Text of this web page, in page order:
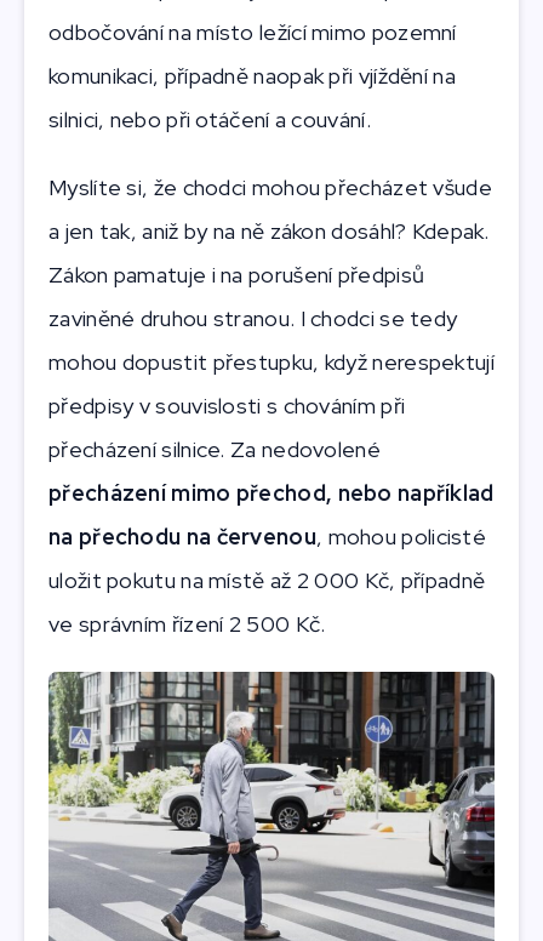
odbočování na místo ležící mimo pozemní
komunikaci, případně naopak při vjíždění na
silnici, nebo při otáčení a couvání.
Myslíte si, že chodci mohou přecházet všude
a jen tak, aniž by na ně zákon dosáhl? Kdepak.
Zákon pamatuje i na porušení předpisů
zaviněné druhou stranou. I chodci se tedy
mohou dopustit přestupku, když nerespektují
předpisy v souvislosti s chováním při
přecházení silnice. Za nedovolené
přecházení mimo přechod, nebo například
na přechodu na červenou, mohou policisté
uložit pokutu na místě až 2 000 Kč, případně
ve správním řízení 2 500 Kč.